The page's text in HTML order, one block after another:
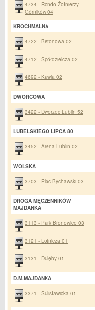
4734 - Rondo Żołnierzy -
Górników 04
KROCHMALNA
4722 - Betonowa 02
4712 - Spółdzielcza 02
4692 - Kawia 02
DWORCOWA
3422 - Dworzec Lublin 52
LUBELSKIEGO LIPCA 80
3452 - Arena Lublin 02
WOLSKA
3703 - Plac Bychawski 03
DROGA MĘCZENNIKÓW
MAJDANKA
3113 - Park Bronowice 03
3121 - Lotnicza 01
3131 - Dulęby 01
D.M.MAJDANKA
3371 - Sulisławicka 01